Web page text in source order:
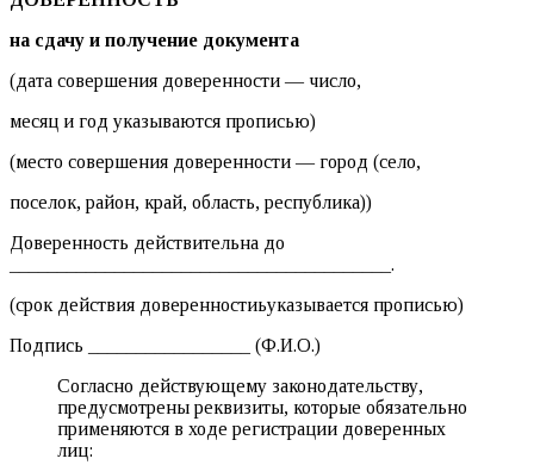
на сдачу и получение документа
(дата совершения доверенности — число,
месяц и год указываются прописью)
(место совершения доверенности — город (село,
поселок, район, край, область, республика))
Доверенность действительна до
________________________________________.
(срок действия доверенностиьуказывается прописью)
Подпись _________________ (Ф.И.О.)
Согласно действующему законодательству,
предусмотрены реквизиты, которые обязательно
применяются в ходе регистрации доверенных
лиц: